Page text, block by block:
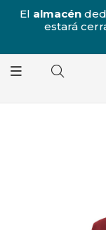
El almacén
estará